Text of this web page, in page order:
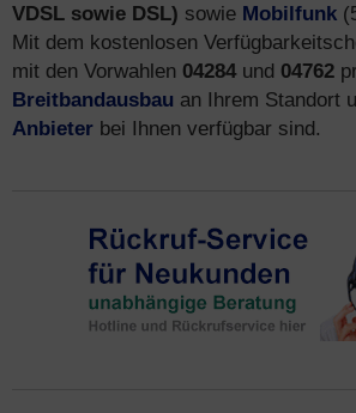
VDSL sowie DSL) sowie Mobilfunk
Mit dem kostenlosen
mit den Vorwahlen 04284 und 04762
Breitbandausbau an Ihrem Standort
Anbieter bei Ihnen verfügbar sind.